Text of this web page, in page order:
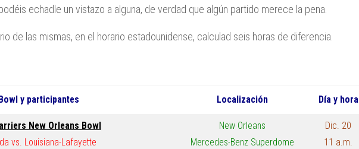
echadle un vistazo a alguna, de verdad que algún partido merece la pena.
de las mismas, en el horario estadounidense, calculad seis horas de diferencia.
Bowl y participantes Localización Día y hora
New Orleans Bowl
vs. Louisiana-Lafayette
New Orleans
Mercedes-Benz Superdome
Dic. 20
11 a.m.